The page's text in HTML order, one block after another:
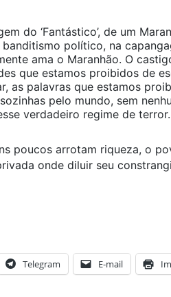
do ‘Fantástico’, de um
político, na
ama o Maranhão. O
que estamos proibidos de
as palavras que estamos
pelo mundo, sem
verdadeiro regime de terror.
poucos arrotam riqueza, o
onde diluir seu
Telegram E-mail